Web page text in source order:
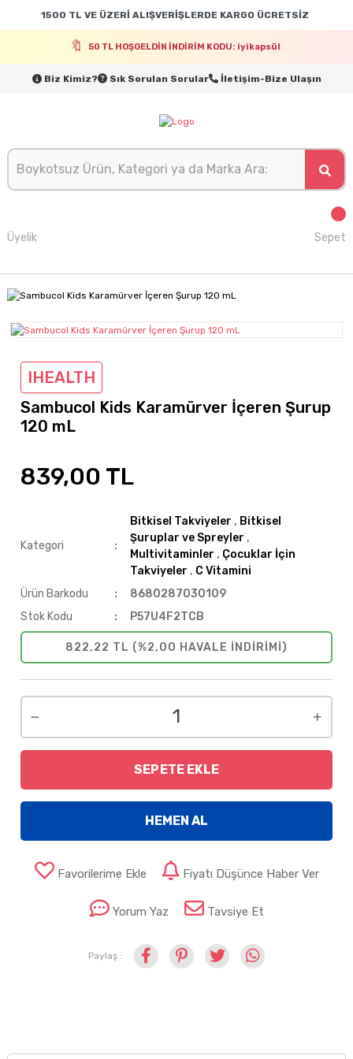
1500 TL VE ÜZERİ ALIŞVERİŞLERDE KARGO ÜCRETSİZ
50 TL HOŞGELDİN İNDİRİM KODU: iyikapsül
Biz Kimiz? Sık Sorulan Sorular İletişim-Bize Ulaşın
Üyelik Sepet
IHEALTH
Sambucol Kids Karamürver İçeren Şurup
120 mL
839,00 TL
Kategori
Bitkisel Takviyeler , Bitkisel
Şuruplar ve Spreyler ,
Multivitaminler , Çocuklar İçin
Takviyeler , C Vitamini
Ürün Barkodu
8680287030109
Stok Kodu
P57U4F2TCB
822,22 TL (%2,00 HAVALE INDIRIMI)
SEPETE EKLE
HEMEN AL
Favorilerime Ekle Fiyatı Düşünce Haber Ver
Yorum Yaz Tavsiye Et
Paylaş :